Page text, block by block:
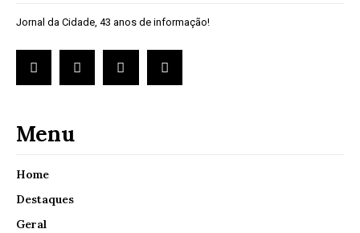
Jornal da Cidade, 43 anos de informação!
Menu
Home
Destaques
Geral